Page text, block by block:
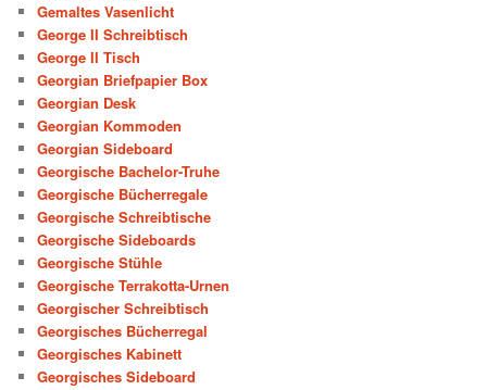
Gemaltes Vasenlicht
George II Schreibtisch
George II Tisch
Georgian Briefpapier Box
Georgian Desk
Georgian Kommoden
Georgian Sideboard
Georgische Bachelor-Truhe
Georgische Bücherregale
Georgische Schreibtische
Georgische Sideboards
Georgische Stühle
Georgische Terrakotta-Urnen
Georgischer Schreibtisch
Georgisches Bücherregal
Georgisches Kabinett
Georgisches Sideboard